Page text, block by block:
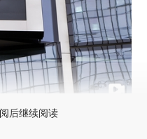
后继续阅读